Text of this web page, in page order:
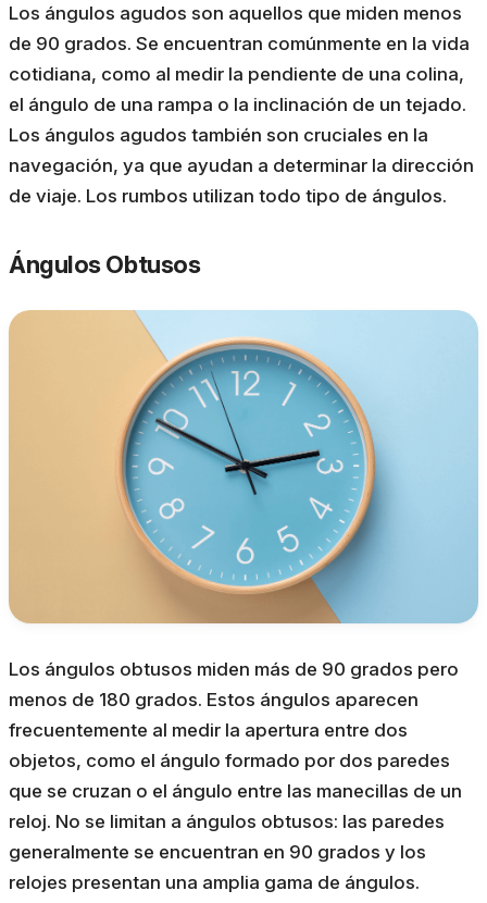
Los ángulos agudos son aquellos que miden menos
de 90 grados. Se encuentran comúnmente en la vida
cotidiana, como al medir la pendiente de una colina,
el ángulo de una rampa o la inclinación de un tejado.
Los ángulos agudos también son cruciales en la
navegación, ya que ayudan a determinar la dirección
de viaje. Los rumbos utilizan todo tipo de ángulos.
Ángulos Obtusos
Los ángulos obtusos miden más de 90 grados pero
menos de 180 grados. Estos ángulos aparecen
frecuentemente al medir la apertura entre dos
objetos, como el ángulo formado por dos paredes
que se cruzan o el ángulo entre las manecillas de un
reloj. No se limitan a ángulos obtusos: las paredes
generalmente se encuentran en 90 grados y los
relojes presentan una amplia gama de ángulos.